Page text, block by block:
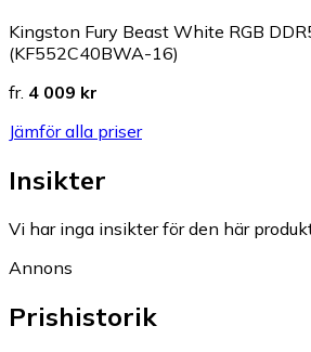
Kingston Fury Beast White RGB
(KF552C40BWA-16)
fr. 4 009 kr
Jämför alla priser
Insikter
Vi har inga insikter för den här
Annons
Prishistorik